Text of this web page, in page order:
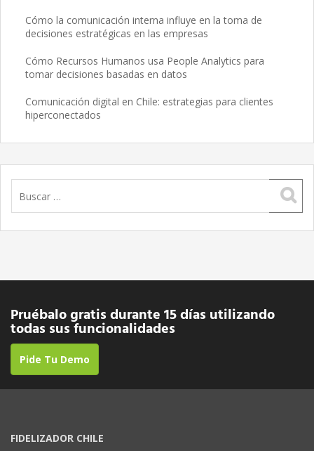
Cómo la comunicación interna influye en la toma de
decisiones estratégicas en las empresas
Cómo Recursos Humanos usa People Analytics para
tomar decisiones basadas en datos
Comunicación digital en Chile: estrategias para clientes
hiperconectados
Pruébalo gratis durante 15 días utilizando
todas sus funcionalidades
Pide Tu Demo
FIDELIZADOR CHILE